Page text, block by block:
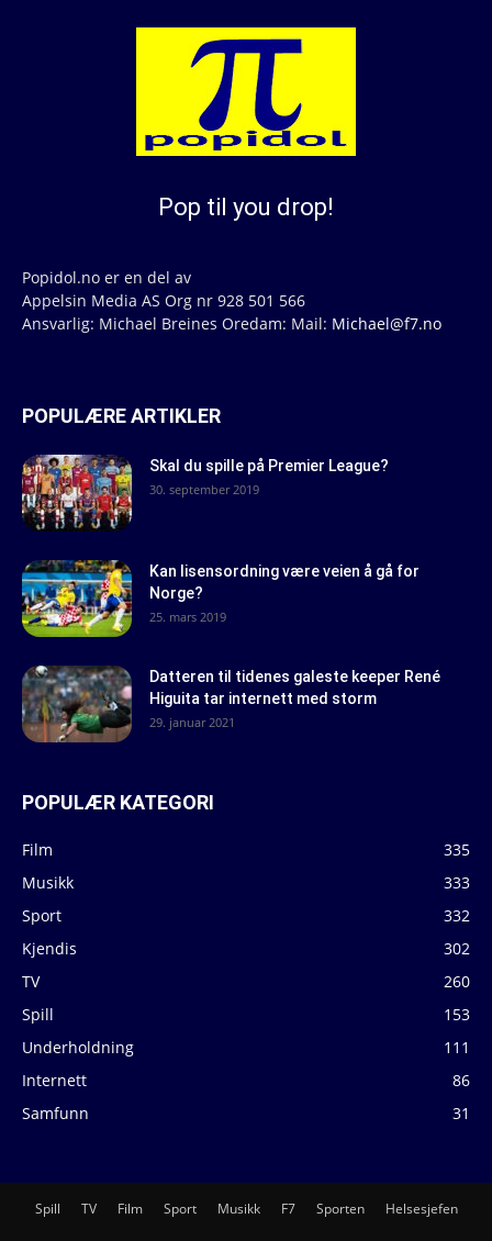
Pop til you drop!
Popidol.no er en del av
Appelsin Media AS Org nr 928 501 566
Ansvarlig: Michael Breines Oredam: Mail: Michael@f7.no
POPULÆRE ARTIKLER
Skal du spille på Premier League?
30. september 2019
Kan lisensordning være veien å gå for
Norge?
25. mars 2019
Datteren til tidenes galeste keeper René
Higuita tar internett med storm
29. januar 2021
POPULÆR KATEGORI
Film
335
Musikk
333
Sport
332
Kjendis
302
TV
260
Spill
153
Underholdning
111
Internett
86
Samfunn
31
Spill TV Film Sport Musikk F7 Sporten Helsesjefen